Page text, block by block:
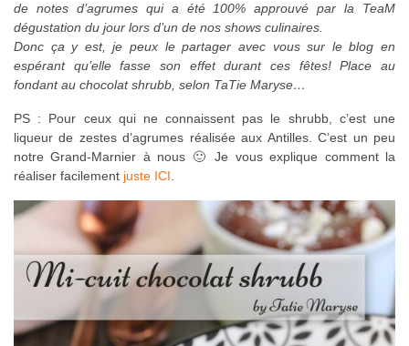
de notes d’agrumes qui a été 100% approuvé par la TeaM
dégustation du jour lors d’un de nos shows culinaires.
Donc ça y est, je peux le partager avec vous sur le blog en
espérant qu’elle fasse son effet durant ces fêtes! Place au
fondant au chocolat shrubb, selon TaTie Maryse…
PS : Pour ceux qui ne connaissent pas le shrubb, c’est une
liqueur de zestes d’agrumes réalisée aux Antilles. C’est un peu
notre Grand-Marnier à nous 🙂 Je vous explique comment la
réaliser facilement juste ICI